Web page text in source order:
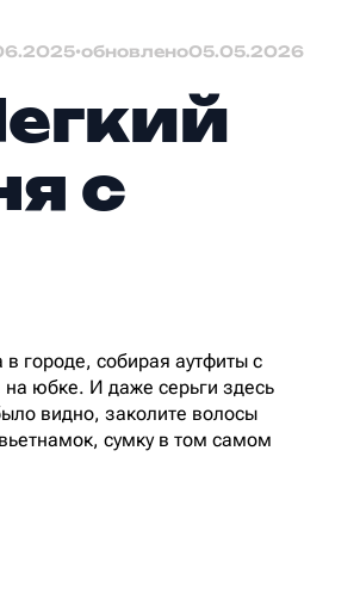
•обновлено05.05.2026
с
городе, собирая аутфиты с
юбке. И даже серьги здесь
видно, заколите волосы
сумку в том самом